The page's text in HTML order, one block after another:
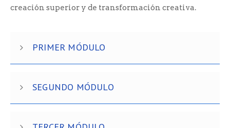
creación superior y de transformación creativa.
PRIMER MÓDULO
SEGUNDO MÓDULO